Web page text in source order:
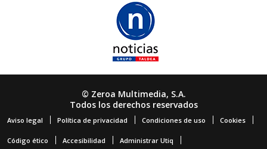
© Zeroa Multimedia, S.A.
Todos los derechos reservados
Aviso legal Política de privacidad Condiciones de uso Cookies
Código ético Accesibilidad Administrar Utiq